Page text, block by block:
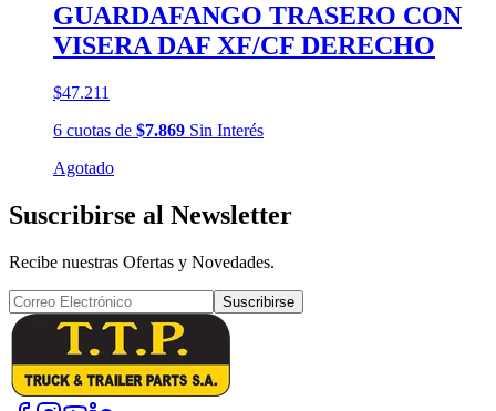
GUARDAFANGO TRASERO CON
VISERA DAF XF/CF DERECHO
$47.211
6 cuotas de $7.869 Sin Interés
Agotado
Suscribirse al Newsletter
Recibe nuestras Ofertas y Novedades.
Suscribirse